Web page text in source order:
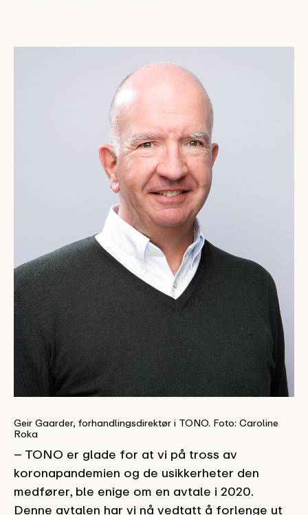
Geir Gaarder, forhandlingsdirektør i TONO. Foto: Caroline
Roka
– TONO er glade for at vi på tross av
koronapandemien og de usikkerheter den
medfører, ble enige om en avtale i 2020.
Denne avtalen har vi nå vedtatt å forlenge ut